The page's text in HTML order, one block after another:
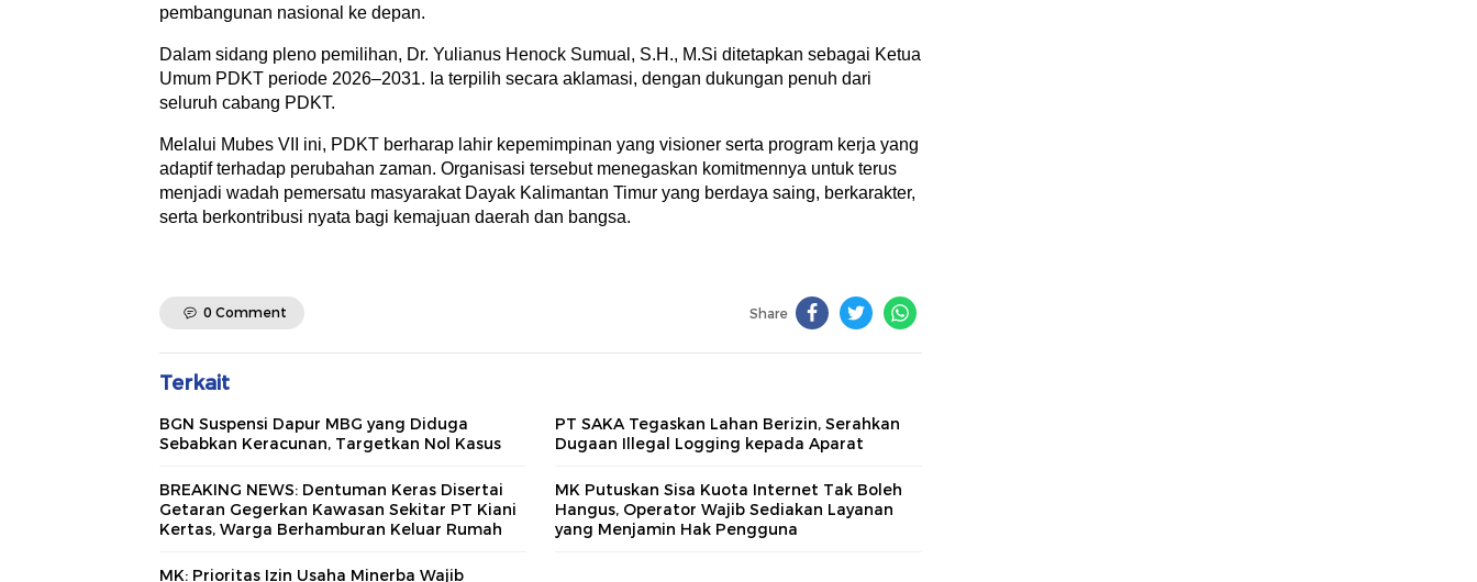
pembangunan nasional ke depan.
Dalam sidang pleno pemilihan, Dr. Yulianus Henock Sumual, S.H., M.Si ditetapkan sebagai Ketua
Umum PDKT periode 2026–2031. Ia terpilih secara aklamasi, dengan dukungan penuh dari
seluruh cabang PDKT.
Melalui Mubes VII ini, PDKT berharap lahir kepemimpinan yang visioner serta program kerja yang
adaptif terhadap perubahan zaman. Organisasi tersebut menegaskan komitmennya untuk terus
menjadi wadah pemersatu masyarakat Dayak Kalimantan Timur yang berdaya saing, berkarakter,
serta berkontribusi nyata bagi kemajuan daerah dan bangsa.
0 Comment Share
Terkait
BGN Suspensi Dapur MBG yang Diduga
Sebabkan Keracunan, Targetkan Nol Kasus
PT SAKA Tegaskan Lahan Berizin, Serahkan
Dugaan Illegal Logging kepada Aparat
BREAKING NEWS: Dentuman Keras Disertai
Getaran Gegerkan Kawasan Sekitar PT Kiani
Kertas, Warga Berhamburan Keluar Rumah
MK Putuskan Sisa Kuota Internet Tak Boleh
Hangus, Operator Wajib Sediakan Layanan
yang Menjamin Hak Pengguna
MK: Prioritas Izin Usaha Minerba Wajib